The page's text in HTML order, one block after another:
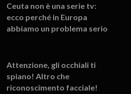
Ceuta non è una serie tv:
ecco perché in Europa
abbiamo un problema serio
Attenzione, gli occhiali ti
spiano! Altro che
riconoscimento facciale!